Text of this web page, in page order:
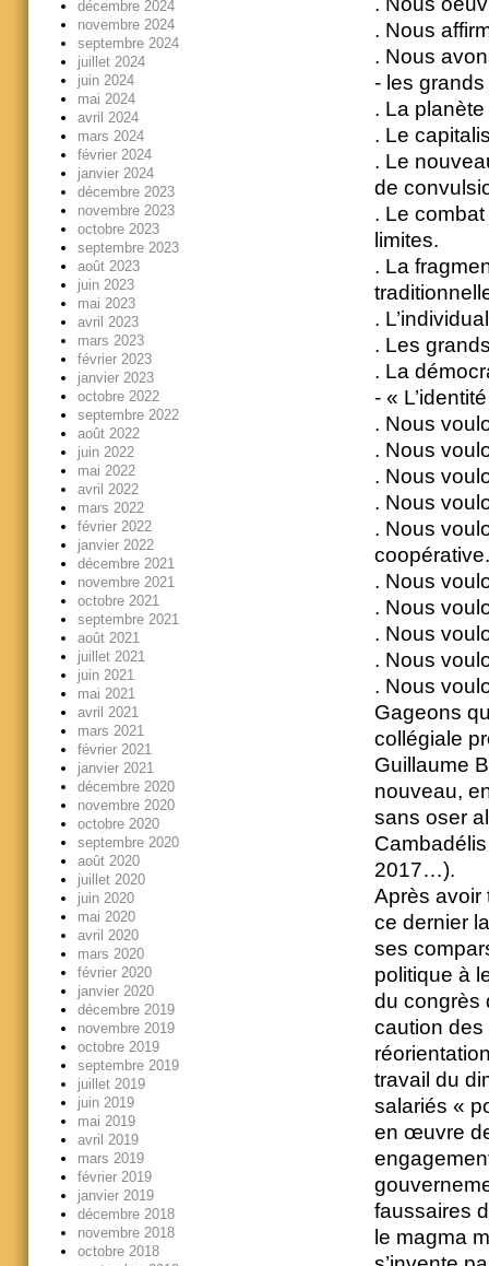
. Nous
. Nous
- les
. La
. Le
. Le
de
. Le
limites.
. La
.
. Les
. La
- «
. Nous
. Nous
. Nous
. Nous
. Nous
coopérative.
. Nous
. Nous
. Nous
. Nous
. Nous
Gageons
collégiale
Guillaume
nouveau,
sans oser
2017…).
Après avoir
ce dernier
ses
politique à
du congrès
caution des
travail du
salariés «
en œuvre
faussaires
le magma
décembre 2024
novembre 2024
septembre 2024
juillet 2024
juin 2024
mai 2024
avril 2024
mars 2024
février 2024
janvier 2024
décembre 2023
novembre 2023
octobre 2023
septembre 2023
août 2023
juin 2023
mai 2023
avril 2023
mars 2023
février 2023
janvier 2023
octobre 2022
septembre 2022
août 2022
juin 2022
mai 2022
avril 2022
mars 2022
février 2022
janvier 2022
décembre 2021
novembre 2021
octobre 2021
septembre 2021
août 2021
juillet 2021
juin 2021
mai 2021
avril 2021
mars 2021
février 2021
janvier 2021
décembre 2020
novembre 2020
octobre 2020
septembre 2020
août 2020
juillet 2020
juin 2020
mai 2020
avril 2020
mars 2020
février 2020
janvier 2020
décembre 2019
novembre 2019
octobre 2019
septembre 2019
juillet 2019
juin 2019
mai 2019
avril 2019
mars 2019
février 2019
janvier 2019
décembre 2018
novembre 2018
octobre 2018